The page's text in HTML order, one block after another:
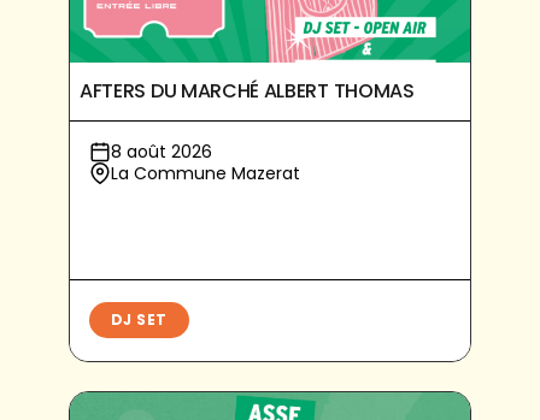
AFTERS DU MARCHÉ ALBERT THOMAS
8 août 2026
La Commune Mazerat
DJ SET